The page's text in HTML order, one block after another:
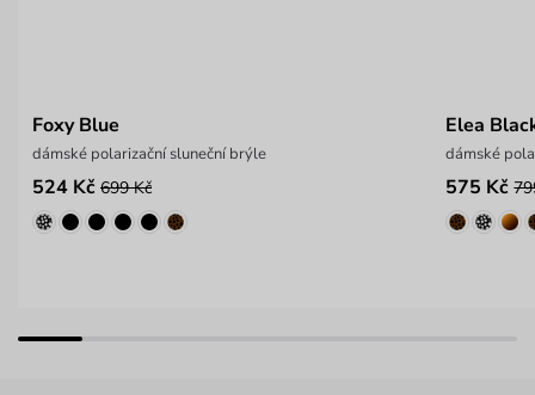
Foxy Blue
dámské polarizační sluneční brýle
524 Kč 699 Kč
Elea
dámské
575 Kč